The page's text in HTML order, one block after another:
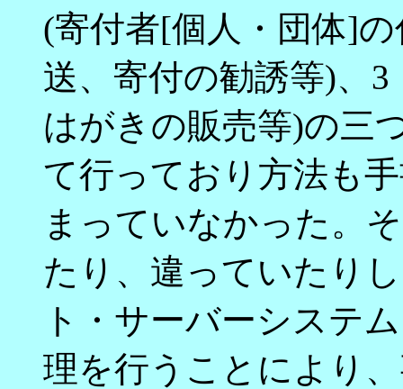
(寄付者[個人・団体]
送、寄付の勧誘等)、
はがきの販売等)の三
て行っており方法も
まっていなかった。
たり、違っていたり
ト・サーバーシステ
理を行うことにより